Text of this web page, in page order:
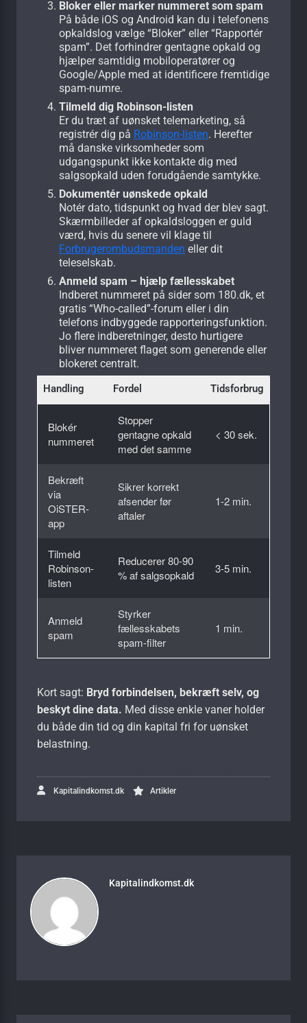
Bloker eller marker nummeret som spam
På både iOS og Android kan du i telefonens
opkaldslog vælge “Bloker” eller “Rapportér
spam”. Det forhindrer gentagne opkald og
hjælper samtidig mobiloperatører og
Google/Apple med at identificere fremtidige
spam-numre.
Tilmeld dig Robinson-listen
Er du træt af uønsket telemarketing, så
registrér dig på Robinson-listen. Herefter
må danske virksomheder som
udgangspunkt ikke kontakte dig med
salgsopkald uden forudgående samtykke.
Dokumentér uønskede opkald
Notér dato, tidspunkt og hvad der blev sagt.
Skærmbilleder af opkalds­loggen er guld
værd, hvis du senere vil klage til
Forbrugerombudsmanden eller dit
teleselskab.
Anmeld spam – hjælp fællesskabet
Indberet nummeret på sider som 180.dk, et
gratis “Who-called”-forum eller i din
telefons indbyggede rapporteringsfunktion.
Jo flere indberetninger, desto hurtigere
bliver nummeret flaget som generende eller
blokeret centralt.
Handling Fordel Tidsforbrug
Blokér
nummeret
Stopper
gentagne opkald
med det samme
< 30 sek.
Bekræft
via
OiSTER-
app
Sikrer korrekt
afsender før
aftaler
1-2 min.
Tilmeld
Robinson-
listen
Reducerer 80-90
% af salgsopkald
3-5 min.
Anmeld
spam
Styrker
fællesskabets
spam-filter
1 min.
Kort sagt: Bryd forbindelsen, bekræft selv, og
beskyt dine data. Med disse enkle vaner holder
du både din tid og din kapital fri for uønsket
belastning.
Kapitalindkomst.dk Artikler
Kapitalindkomst.dk